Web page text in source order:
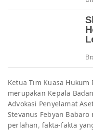
Ketua Tim Kuasa
merupakan Kepala
Advokasi Penyelamat
Stevanus Febyan
perlahan, fakta-fakta